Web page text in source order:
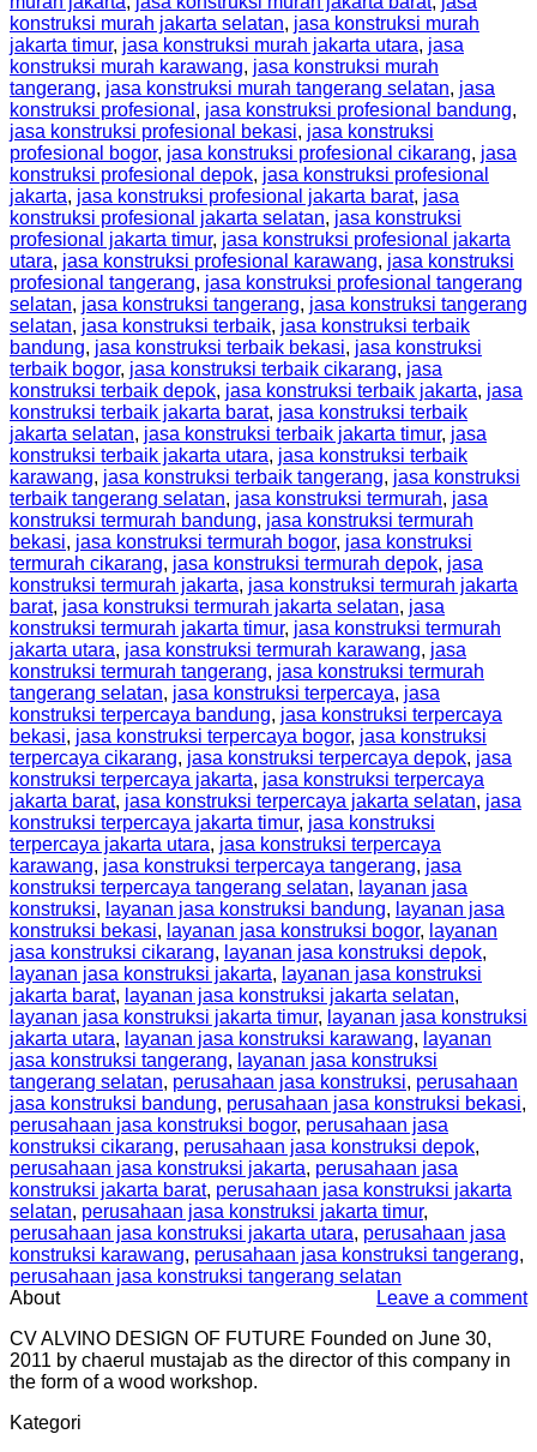
konstruksi murah jakarta selatan, jasa konstruksi murah
jakarta timur, jasa konstruksi murah jakarta utara, jasa
konstruksi murah karawang, jasa konstruksi murah
tangerang, jasa konstruksi murah tangerang selatan, jasa
konstruksi profesional , jasa konstruksi profesional bandung,
jasa konstruksi profesional bekasi, jasa konstruksi
profesional bogor, jasa konstruksi profesional cikarang, jasa
konstruksi profesional depok, jasa konstruksi profesional
jakarta, jasa konstruksi profesional jakarta barat, jasa
konstruksi profesional jakarta selatan, jasa konstruksi
profesional jakarta timur, jasa konstruksi profesional jakarta
utara, jasa konstruksi profesional karawang, jasa konstruksi
profesional tangerang, jasa konstruksi profesional tangerang
selatan, jasa konstruksi tangerang, jasa konstruksi tangerang
selatan, jasa konstruksi terbaik, jasa konstruksi terbaik
bandung, jasa konstruksi terbaik bekasi, jasa konstruksi
terbaik bogor, jasa konstruksi terbaik cikarang, jasa
konstruksi terbaik depok, jasa konstruksi terbaik jakarta, jasa
konstruksi terbaik jakarta barat, jasa konstruksi terbaik
jakarta selatan, jasa konstruksi terbaik jakarta timur, jasa
konstruksi terbaik jakarta utara, jasa konstruksi terbaik
karawang, jasa konstruksi terbaik tangerang, jasa konstruksi
terbaik tangerang selatan, jasa konstruksi termurah, jasa
konstruksi termurah bandung, jasa konstruksi termurah
bekasi, jasa konstruksi termurah bogor, jasa konstruksi
termurah cikarang, jasa konstruksi termurah depok, jasa
konstruksi termurah jakarta, jasa konstruksi termurah jakarta
barat, jasa konstruksi termurah jakarta selatan, jasa
konstruksi termurah jakarta timur, jasa konstruksi termurah
jakarta utara, jasa konstruksi termurah karawang, jasa
konstruksi termurah tangerang, jasa konstruksi termurah
tangerang selatan, jasa konstruksi terpercaya, jasa
konstruksi terpercaya bandung, jasa konstruksi terpercaya
bekasi, jasa konstruksi terpercaya bogor, jasa konstruksi
terpercaya cikarang, jasa konstruksi terpercaya depok, jasa
konstruksi terpercaya jakarta, jasa konstruksi terpercaya
jakarta barat, jasa konstruksi terpercaya jakarta selatan, jasa
konstruksi terpercaya jakarta timur, jasa konstruksi
terpercaya jakarta utara, jasa konstruksi terpercaya
karawang, jasa konstruksi terpercaya tangerang, jasa
konstruksi terpercaya tangerang selatan, layanan jasa
konstruksi, layanan jasa konstruksi bandung, layanan jasa
konstruksi bekasi, layanan jasa konstruksi bogor, layanan
jasa konstruksi cikarang, layanan jasa konstruksi depok,
layanan jasa konstruksi jakarta, layanan jasa konstruksi
jakarta barat, layanan jasa konstruksi jakarta selatan,
layanan jasa konstruksi jakarta timur, layanan jasa konstruksi
jakarta utara, layanan jasa konstruksi karawang, layanan
jasa konstruksi tangerang, layanan jasa konstruksi
tangerang selatan, perusahaan jasa konstruksi, perusahaan
jasa konstruksi bandung, perusahaan jasa konstruksi bekasi,
perusahaan jasa konstruksi bogor, perusahaan jasa
konstruksi cikarang, perusahaan jasa konstruksi depok,
perusahaan jasa konstruksi jakarta, perusahaan jasa
konstruksi jakarta barat, perusahaan jasa konstruksi jakarta
selatan, perusahaan jasa konstruksi jakarta timur,
perusahaan jasa konstruksi jakarta utara, perusahaan jasa
konstruksi karawang, perusahaan jasa konstruksi tangerang,
perusahaan jasa konstruksi tangerang selatan
Leave a comment
About
CV ALVINO DESIGN OF FUTURE Founded on June 30,
2011 by chaerul mustajab as the director of this company in
the form of a wood workshop.
Kategori